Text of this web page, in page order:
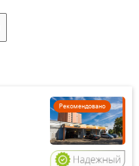
Рекомендовано